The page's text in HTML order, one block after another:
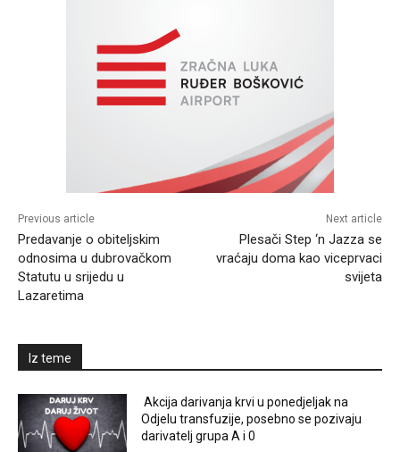
Previous article
Predavanje o obiteljskim
odnosima u dubrovačkom
Statutu u srijedu u
Lazaretima
Next article
Plesači Step ‘n Jazza se
vraćaju doma kao viceprvaci
svijeta
Iz teme
Akcija darivanja krvi u ponedjeljak na
Odjelu transfuzije, posebno se pozivaju
darivatelj grupa A i 0